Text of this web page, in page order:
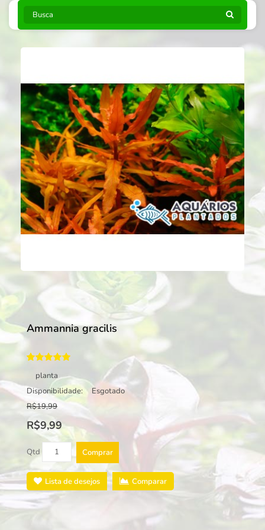
Ammannia gracilis
planta
Disponibilidade:
Esgotado
R$19,99
R$9,99
Qtd Comprar
Lista de desejos Comparar